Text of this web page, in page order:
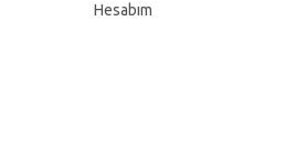
Hesabım